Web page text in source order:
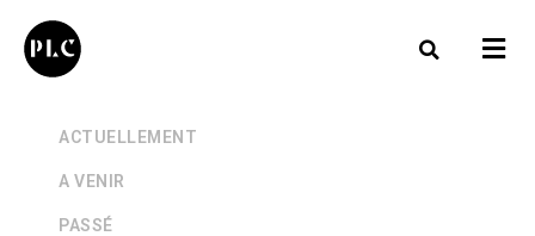
ACTUELLEMENT
A VENIR
PASSÉ